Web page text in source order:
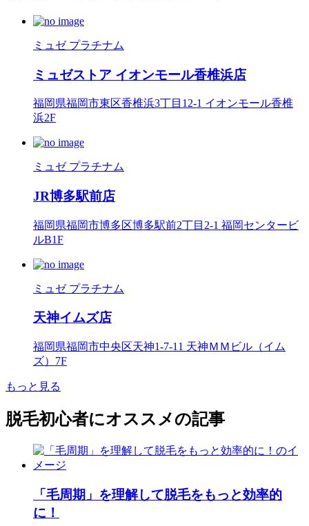
ミュゼ プラチナム
ミュゼストア イオンモール香椎浜店
福岡県福岡市東区香椎浜3丁目12-1 イオンモール香椎
浜2F
ミュゼ プラチナム
JR博多駅前店
福岡県福岡市博多区博多駅前2丁目2-1 福岡センタービ
ルB1F
ミュゼ プラチナム
天神イムズ店
福岡県福岡市中央区天神1-7-11 天神ＭＭビル（イム
ズ）7F
もっと見る
脱毛初心者にオススメの記事
「毛周期」を理解して脱毛をもっと効率的
に！